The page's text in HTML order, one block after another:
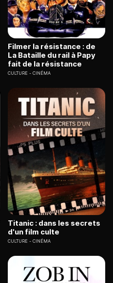
Filmer la résistance : de
La Bataille du rail à Papy
fait de la résistance
CULTURE CINÉMA
Titanic : dans les secrets
d'un film culte
CULTURE CINÉMA